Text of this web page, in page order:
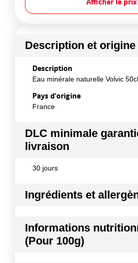
Description et origine
Description
Eau minérale naturelle Volvic 50cl
Pays d'origine
France
DLC minimale
livraison
30 jours
Ingrédients et
100% Eau minérale naturelle de
Conformément aux
Informations
(Pour 100g)